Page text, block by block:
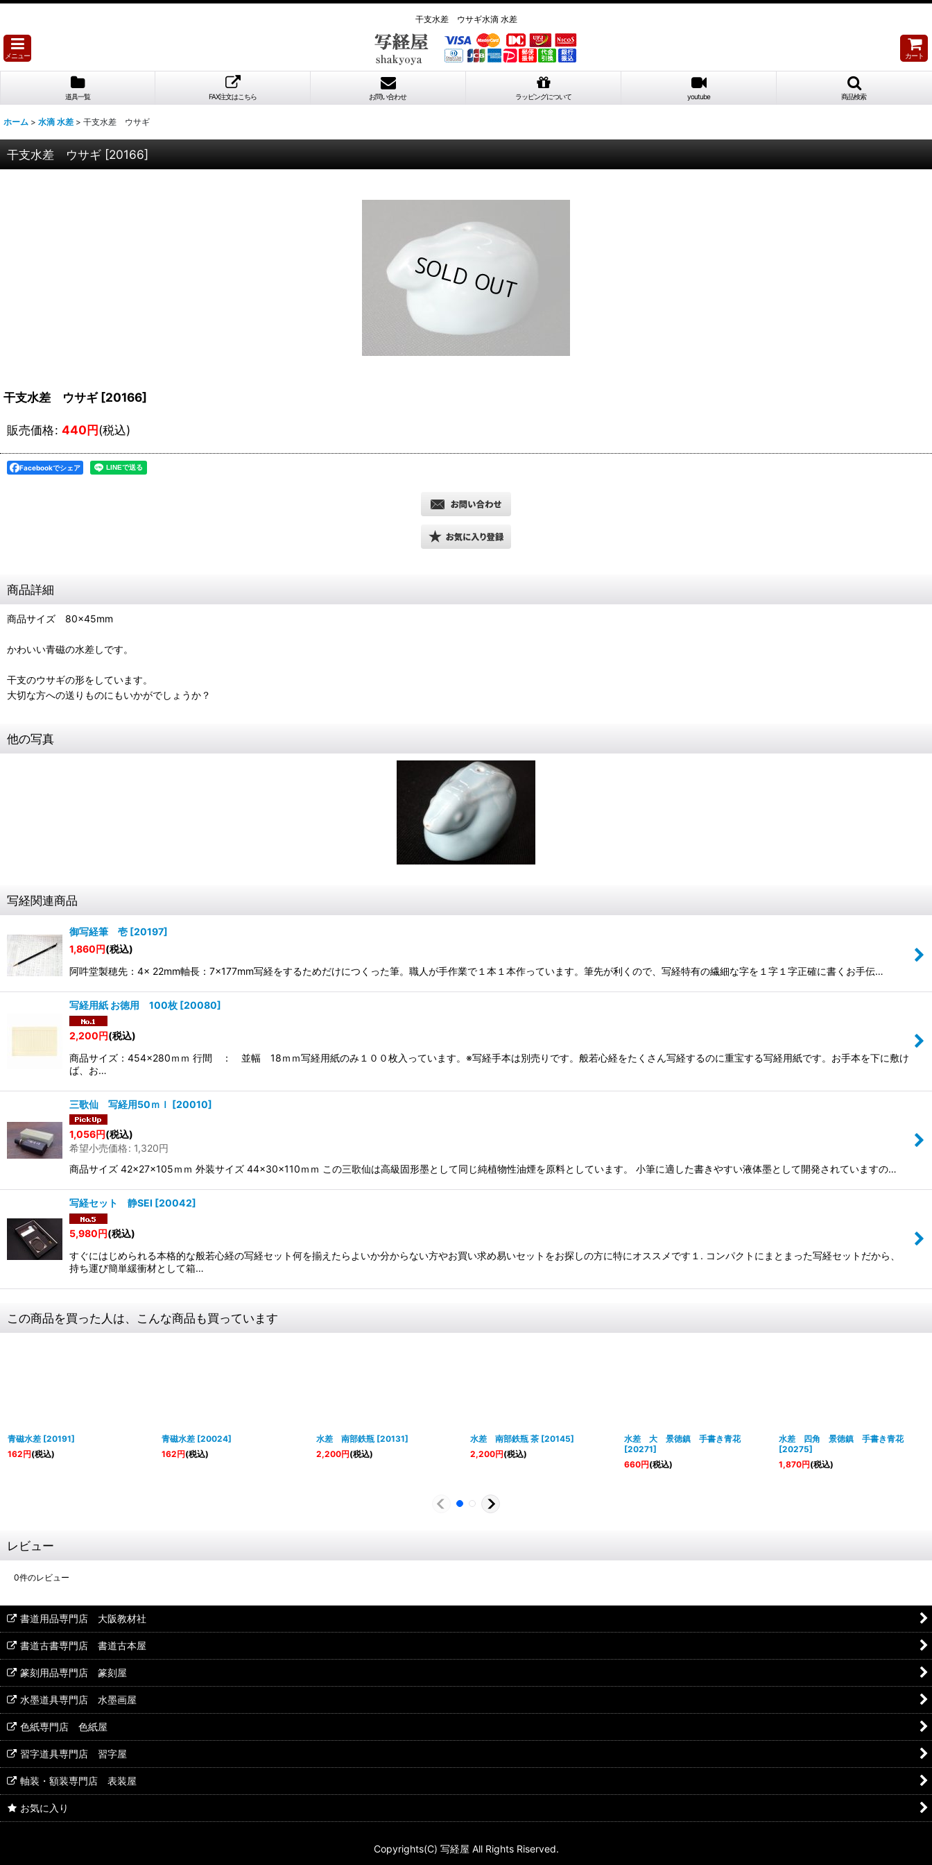
干支水差 ウサギ水滴 水差
メニュー カート
道具一覧 FAX注文はこちら お問い合わせ ラッピングについて youtube 商品検索
ホーム > 水滴 水差 > 干支水差 ウサギ
干支水差 ウサギ [20166]
干支水差 ウサギ [20166]
販売価格: 440円(税込)
Facebookでシェア
商品詳細
商品サイズ 80×45mm
かわいい青磁の水差しです。
干支のウサギの形をしています。
大切な方への送りものにもいかがでしょうか？
他の写真
写経関連商品
御写経筆 壱 [20197]
1,860円(税込)
阿吽堂製穂先：4× 22mm軸長：7×177mm写経をするためだけにつくった筆。職人が手作業で１本１本作っています。筆先が利くので、写経特有の繊細な字を１字１字正確に書くお手伝…
写経用紙 お徳用 100枚 [20080]
2,200円(税込)
商品サイズ：454×280ｍｍ 行間 ： 並幅 18ｍｍ写経用紙のみ１００枚入っています。※写経手本は別売りです。般若心経をたくさん写経するのに重宝する写経用紙です。お手本を下に敷け
ば、お…
三歌仙 写経用50ｍｌ [20010]
1,056円(税込)
希望小売価格: 1,320円
商品サイズ 42×27×105ｍｍ 外装サイズ 44×30×110ｍｍ この三歌仙は高級固形墨として同じ純植物性油煙を原料としています。 小筆に適した書きやすい液体墨として開発されていますの…
写経セット 静SEI [20042]
5,980円(税込)
すぐにはじめられる本格的な般若心経の写経セット何を揃えたらよいか分からない方やお買い求め易いセットをお探しの方に特にオススメです１. コンパクトにまとまった写経セットだから、
持ち運び簡単緩衝材として箱…
この商品を買った人は、こんな商品も買っています
青磁水差 [20191]
162円(税込)
青磁水差 [20024]
162円(税込)
水差 南部鉄瓶 [20131]
2,200円(税込)
水差 南部鉄瓶 茶 [20145]
2,200円(税込)
水差 大 景徳鎮 手書き青花
[20271]
660円(税込)
水差 四角 景徳鎮 手書き青花
[20275]
1,870円(税込)
レビュー
0件のレビュー
書道用品専門店 大阪教材社
書道古書専門店 書道古本屋
篆刻用品専門店 篆刻屋
水墨道具専門店 水墨画屋
色紙専門店 色紙屋
習字道具専門店 習字屋
軸装・額装専門店 表装屋
お気に入り
Copyrights(C) 写経屋 All Rights Riserved.